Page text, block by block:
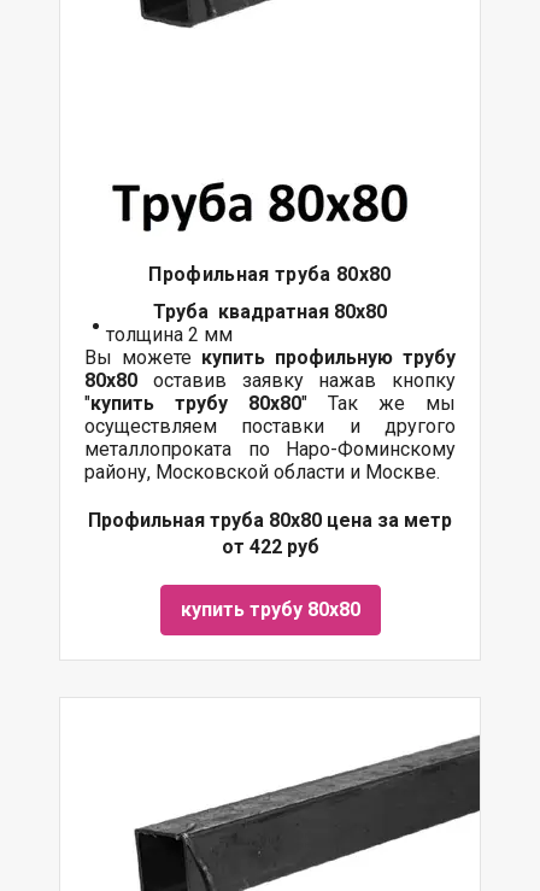
Профильная труба 80х80
Труба квадратная 80х80
толщина 2 мм
Вы можете купить профильную трубу
80х80 оставив заявку нажав кнопку
"купить трубу 80х80" Так же мы
осуществляем поставки и другого
металлопроката по Наро-Фоминскому
району, Московской области и Москве.
Профильная труба 80х80 цена за метр
от 422 руб
купить трубу 80х80